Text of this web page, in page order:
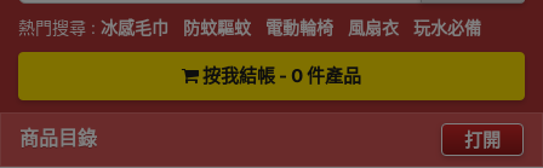
熱門搜尋 : 冰感毛巾 防蚊驅蚊 電動輪椅 風扇衣 玩水必備
按我結帳 - 0 件產品
商品目錄 打開